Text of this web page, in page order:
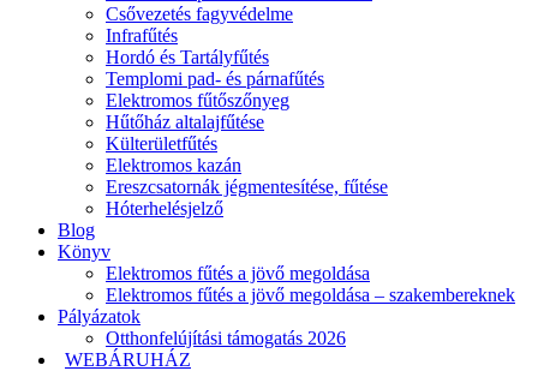
Csővezetés fagyvédelme
Infrafűtés
Hordó és Tartályfűtés
Templomi pad- és párnafűtés
Elektromos fűtőszőnyeg
Hűtőház altalajfűtése
Külterületfűtés
Elektromos kazán
Ereszcsatornák jégmentesítése, fűtése
Hóterhelésjelző
Blog
Könyv
Elektromos fűtés a jövő megoldása
Elektromos fűtés a jövő megoldása – szakembereknek
Pályázatok
Otthonfelújítási támogatás 2026
WEBÁRUHÁZ